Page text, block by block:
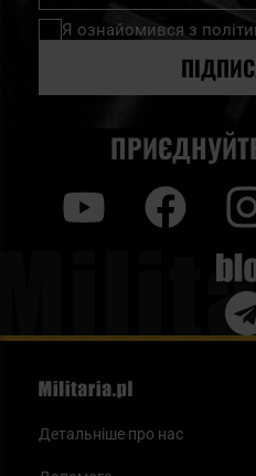
нашу
розсилку
Я ознайомився з
Детальніше про нас